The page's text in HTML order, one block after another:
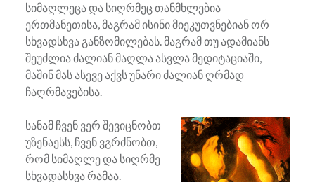
სიმაღლეცა და სიღრმეც თანმხლებია
ერთმანეთისა, მაგრამ ისინი მიეკუთვნებიან ორ
სხვადსხვა განზომილებას. მაგრამ თუ ადამიანს
შეუძლია ძალიან მაღლა ასვლა მედიტაციაში,
მაშინ მას ასევე აქვს უნარი ძალიან ღრმად
ჩაღრმავებისა.
სანამ ჩვენ ვერ შევიცნობთ
უზენაესს, ჩვენ ვგრძნობთ,
რომ სიმაღლე და სიღრმე
სხვადასხვა რამაა.